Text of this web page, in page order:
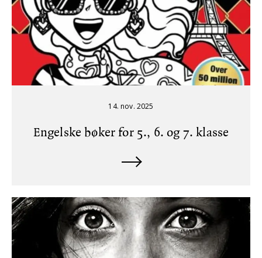
14. nov. 2025
Engelske bøker for 5., 6. og 7. klasse